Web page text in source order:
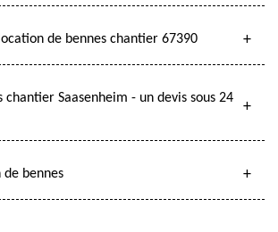
de bennes chantier 67390
chantier Saasenheim - un devis sous 24
bennes